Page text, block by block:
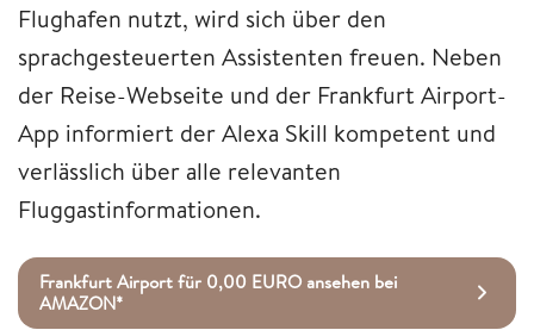
Flughafen nutzt, wird sich über den
sprachgesteuerten Assistenten freuen. Neben
der Reise-Webseite und der Frankfurt Airport-
App informiert der Alexa Skill kompetent und
verlässlich über alle relevanten
Fluggastinformationen.
Frankfurt Airport für 0,00 EURO ansehen bei
AMAZON*